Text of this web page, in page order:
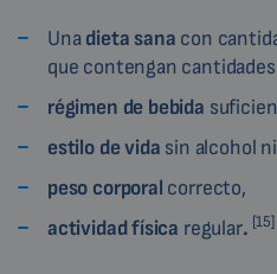
Unadieta sana con
que contengan
régimen de bebida
estilo de vida sin alcohol
peso corporal correcto,
actividadfísica regular. [15]